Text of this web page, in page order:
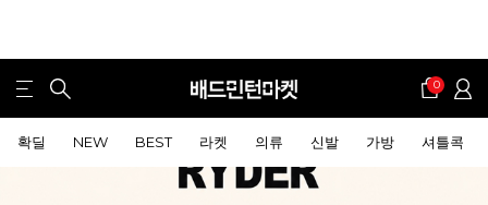
0
확딜 NEW BEST 라켓 의류 신발 가방 셔틀콕